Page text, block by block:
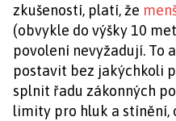
zkušeností, platí, že
(obvykle do výšky 10
povolení nevyžadují. To
postavit bez jakýchkoli
splnit řadu zákonných
limity pro hluk a stínění,